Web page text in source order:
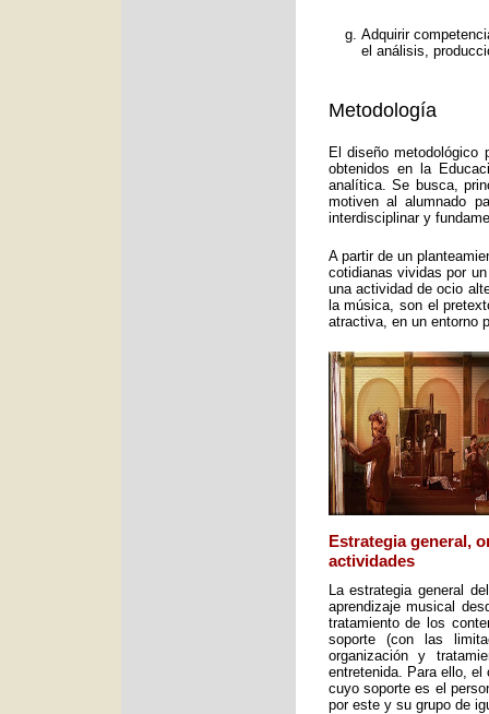
Adquirir
el análisis,
Metodología
El diseño metodológico
obtenidos en la
analítica. Se busca,
motiven al alumnado
interdisciplinar y
A partir de un
cotidianas vividas por
una actividad de ocio
la música, son el
atractiva, en un entorno
Estrategia general,
actividades
La estrategia general
aprendizaje musical
tratamiento de los
soporte (con las
organización y
entretenida. Para ello,
cuyo soporte es el
por este y su grupo de